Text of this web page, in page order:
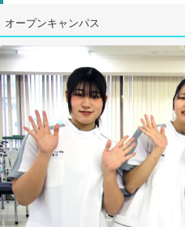
オープンキャンパス